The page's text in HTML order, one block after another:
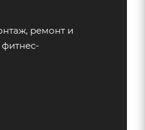
ремонт и